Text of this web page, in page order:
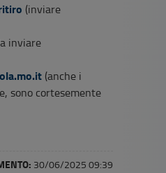
(inviare
inviare
(anche i
sono cortesemente
30/06/2025 09:39